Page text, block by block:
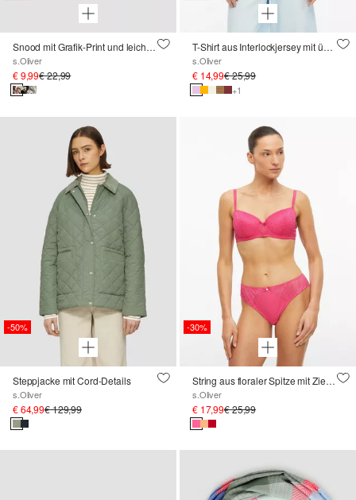
Snood mit Grafik-Print und leichtem Mustermix
s.Oliver
€ 9,99€ 22,99
T-Shirt aus Interlockjersey mit überschnittener Schulter
s.Oliver
€ 14,99€ 25,99
+1
-50%
Steppjacke mit Cord-Details
s.Oliver
€ 64,99€ 129,99
-30%
String aus floraler Spitze mit Zierschleife
s.Oliver
€ 17,99€ 25,99